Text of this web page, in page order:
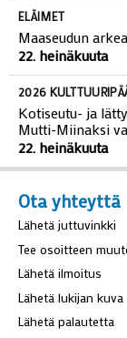
ELÄIMET
Maaseudun
22. heinäkuuta
2026
Kotiseutu- ja
Mutti-Miinaksi
22. heinäkuuta
Ota yhteyttä
Lähetä juttuvinkki
Tee osoitteen
Lähetä ilmoitus
Lähetä lukijan kuva
Lähetä palautetta